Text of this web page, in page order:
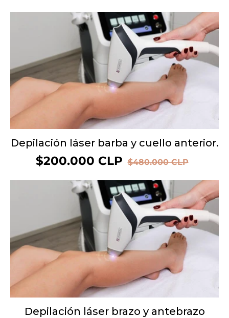
de
oferta
habitual
OFERTA 58%
Depilación láser barba y cuello anterior.
Precio
de
oferta
$200.000 CLP
Precio
habitual
$480.000 CLP
OFERTA 37%
Depilación láser brazo y antebrazo